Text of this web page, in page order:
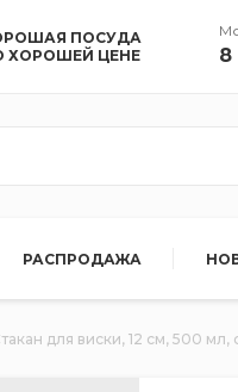
ПОСУДА
ХОРОШЕЙ ЦЕНЕ
8
РАСПРОДАЖА
для виски, 12 см, 500